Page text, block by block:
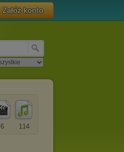
Załóż konto
114
6